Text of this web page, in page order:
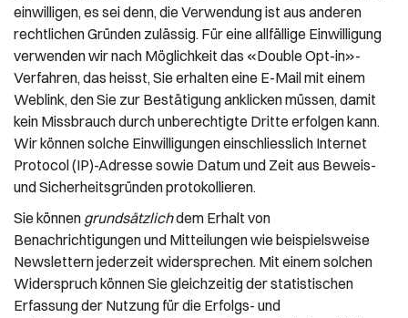
einwilligen, es sei denn, die Verwendung ist aus anderen
rechtlichen Gründen zulässig. Für eine allfällige Einwilligung
verwenden wir nach Möglichkeit das «Double Opt-in»-
Verfahren, das heisst, Sie erhalten eine E-Mail mit einem
Weblink, den Sie zur Bestätigung anklicken müssen, damit
kein Missbrauch durch unberechtigte Dritte erfolgen kann.
Wir können solche Einwilligungen einschliesslich Internet
Protocol (IP)-Adresse sowie Datum und Zeit aus Beweis-
und Sicherheitsgründen protokollieren.
Sie können grundsätzlichdem Erhalt von
Benachrichtigungen und Mitteilungen wie beispielsweise
Newslettern jederzeit widersprechen. Mit einem solchen
Widerspruch können Sie gleichzeitig der statistischen
Erfassung der Nutzung für die Erfolgs- und